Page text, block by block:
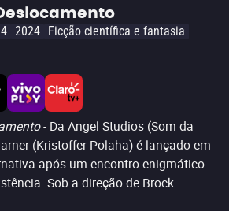
2024 Ficção científica e fantasia
- Da Angel Studios (Som da
(Kristoffer Polaha) é lançado em
após um encontro enigmático
Sob a direção de Brock
distópico e drama de ficção